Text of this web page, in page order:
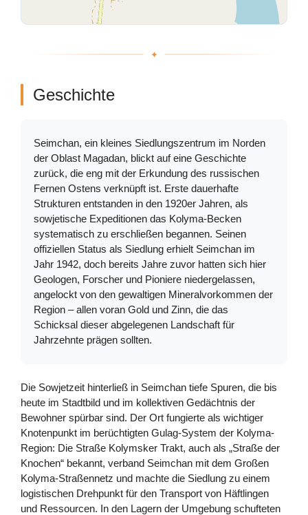
Geschichte
Seimchan, ein kleines Siedlungszentrum im Norden
der Oblast Magadan, blickt auf eine Geschichte
zurück, die eng mit der Erkundung des russischen
Fernen Ostens verknüpft ist. Erste dauerhafte
Strukturen entstanden in den 1920er Jahren, als
sowjetische Expeditionen das Kolyma-Becken
systematisch zu erschließen begannen. Seinen
offiziellen Status als Siedlung erhielt Seimchan im
Jahr 1942, doch bereits Jahre zuvor hatten sich hier
Geologen, Forscher und Pioniere niedergelassen,
angelockt von den gewaltigen Mineralvorkommen der
Region – allen voran Gold und Zinn, die das
Schicksal dieser abgelegenen Landschaft für
Jahrzehnte prägen sollten.
Die Sowjetzeit hinterließ in Seimchan tiefe Spuren, die bis
heute im Stadtbild und im kollektiven Gedächtnis der
Bewohner spürbar sind. Der Ort fungierte als wichtiger
Knotenpunkt im berüchtigten Gulag-System der Kolyma-
Region: Die Straße Kolymsker Trakt, auch als „Straße der
Knochen“ bekannt, verband Seimchan mit dem Großen
Kolyma-Straßennetz und machte die Siedlung zu einem
logistischen Drehpunkt für den Transport von Häftlingen
und Ressourcen. In den Lagern der Umgebung schufteten